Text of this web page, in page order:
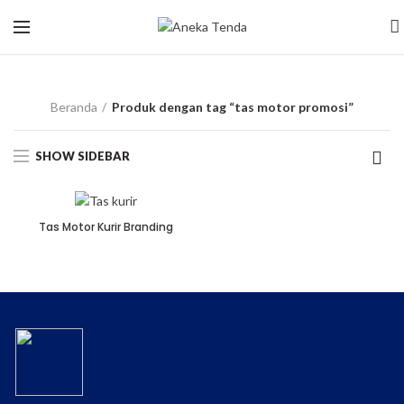
tas motor promosi
Beranda Produk dengan tag “tas motor promosi”
SHOW SIDEBAR
Tas Motor Kurir Branding